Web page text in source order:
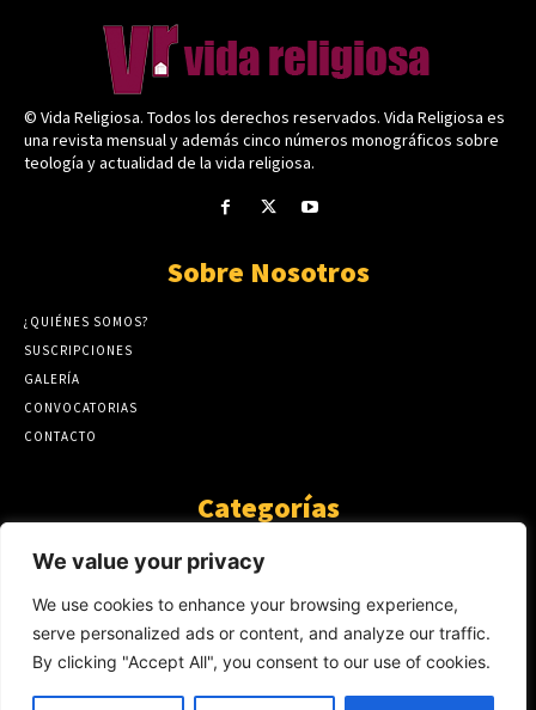
We value your privacy
We use cookies to enhance your browsing experience,
serve personalized ads or content, and analyze our traffic.
By clicking "Accept All", you consent to our use of cookies.
© Vida Religiosa. Todos los derechos reservados. Vida Religiosa es
una revista mensual y además cinco números monográficos sobre
teología y actualidad de la vida religiosa.
Sobre Nosotros
¿QUIÉNES SOMOS?
SUSCRIPCIONES
GALERÍA
CONVOCATORIAS
CONTACTO
Categorías
ARTÍCULOS
GUANTE DE SEDA
AL CALOR DE LA PALABRA
Y YO QUE SÉ
423
NOTICIAS
234
SIN CATEGORÍA
174